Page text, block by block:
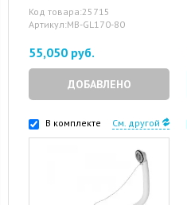
Код товара:25715
Артикул:MB-GL170-80
55,050 руб.
ДОБАВЛЕНО
В комплекте См. другой